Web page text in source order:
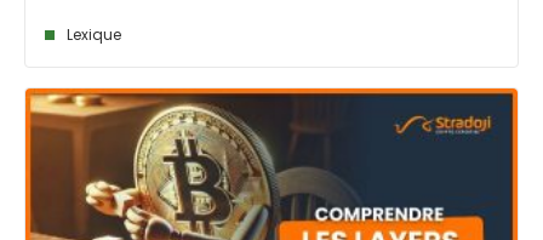
Lexique